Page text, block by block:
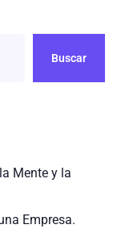
Buscar
Mente y la
Empresa.